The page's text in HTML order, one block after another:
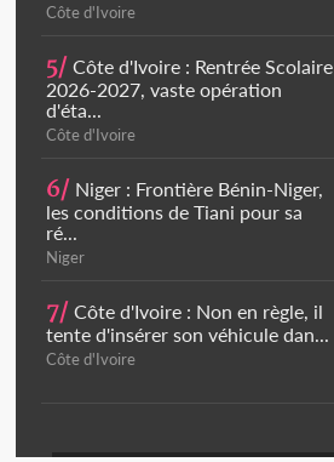
Côte d'Ivoire
5/ Côte d'Ivoire : Rentrée Scolaire
2026-2027, vaste opération
d'éta...
Côte d'Ivoire
6/ Niger : Frontière Bénin-Niger,
les conditions de Tiani pour sa
ré...
Niger
7/ Côte d'Ivoire : Non en règle, il
tente d'insérer son véhicule dan...
Côte d'Ivoire